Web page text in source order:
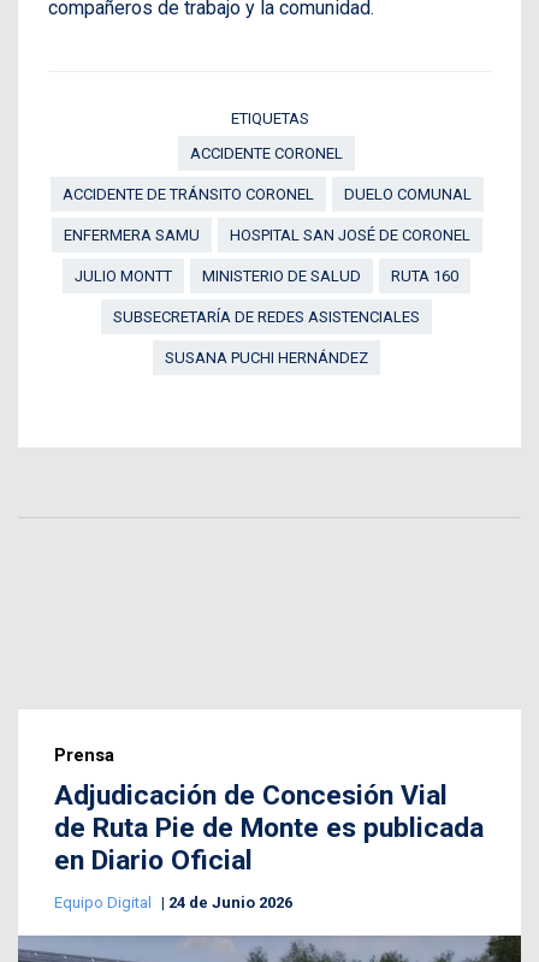
compañeros de trabajo y la comunidad.
ETIQUETAS
ACCIDENTE CORONEL
ACCIDENTE DE TRÁNSITO CORONEL DUELO COMUNAL
ENFERMERA SAMU HOSPITAL SAN JOSÉ DE CORONEL
JULIO MONTT MINISTERIO DE SALUD RUTA 160
SUBSECRETARÍA DE REDES ASISTENCIALES
SUSANA PUCHI HERNÁNDEZ
Prensa
Adjudicación de Concesión Vial
de Ruta Pie de Monte es publicada
en Diario Oficial
Equipo Digital 24 de Junio 2026